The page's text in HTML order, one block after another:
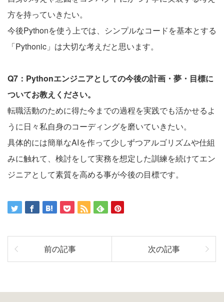
方を持っていきたい。
今後Pythonを使う上では、シンプルなコードを基本とする
「Pythonic」は大切な考えだと思います。
Q7：Pythonエンジニアとしての今後の計画・夢・目標に
ついてお教えください。
転職活動のために得た今までの過程を実践でも活かせるよ
うに日々私自身のコーディングを磨いていきたい。
具体的には簡単なAIを作って少しずつアルゴリズムや仕組
みに触れて、検討をして実務を想定した訓練を続けてエン
ジニアとして素質を高める事が今後の目標です。
前の記事 次の記事